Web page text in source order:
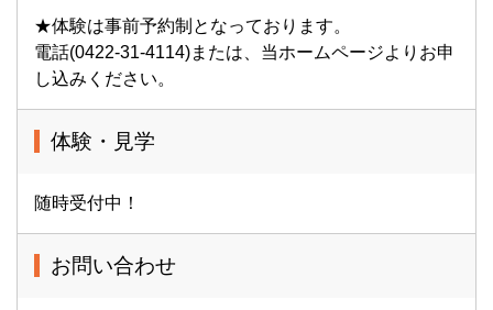
★体験は事前予約制となっております。
電話(0422-31-4114)または、当ホームページよりお申
し込みください。
体験・見学
随時受付中！
お問い合わせ